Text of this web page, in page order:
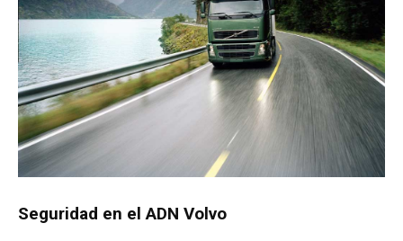
Seguridad en el ADN Volvo